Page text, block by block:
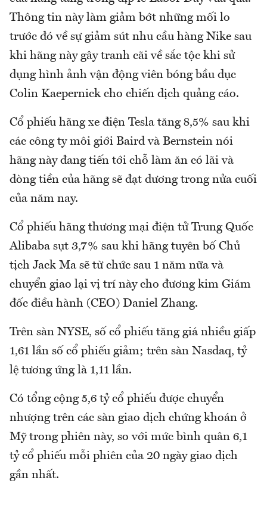
Thông tin này làm giảm bớt những mối lo
trước đó về sự giảm sút nhu cầu hàng Nike sau
khi hãng này gây tranh cãi về sắc tộc khi sử
dụng hình ảnh vận động viên bóng bầu dục
Colin Kaepernick cho chiến dịch quảng cáo.
Cổ phiếu hãng xe điện Tesla tăng 8,5% sau khi
các công ty môi giới Baird và Bernstein nói
hãng này đang tiến tới chỗ làm ăn có lãi và
dòng tiền của hãng sẽ đạt dương trong nửa cuối
của năm nay.
Cổ phiếu hãng thương mại điện tử Trung Quốc
Alibaba sụt 3,7% sau khi hãng tuyên bố Chủ
tịch Jack Ma sẽ từ chức sau 1 năm nữa và
chuyển giao lại vị trí này cho đương kim Giám
đốc điều hành (CEO) Daniel Zhang.
Trên sàn NYSE, số cổ phiếu tăng giá nhiều giấp
1,61 lần số cổ phiếu giảm; trên sàn Nasdaq, tỷ
lệ tương ứng là 1,11 lần.
Có tổng cộng 5,6 tỷ cổ phiếu được chuyển
nhượng trên các sàn giao dịch chứng khoán ở
Mỹ trong phiên này, so với mức bình quân 6,1
tỷ cổ phiếu mỗi phiên của 20 ngày giao dịch
gần nhất.